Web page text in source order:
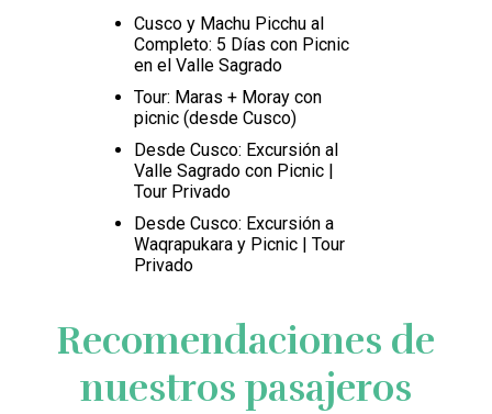
Cusco y Machu Picchu al
Completo: 5 Días con Picnic
en el Valle Sagrado
Tour: Maras + Moray con
picnic (desde Cusco)
Desde Cusco: Excursión al
Valle Sagrado con Picnic |
Tour Privado
Desde Cusco: Excursión a
Waqrapukara y Picnic | Tour
Privado
Recomendaciones de
nuestros pasajeros